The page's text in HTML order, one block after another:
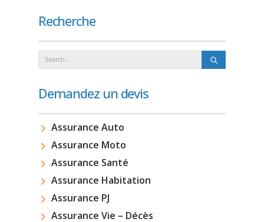
Recherche
Demandez un devis
Assurance Auto
Assurance Moto
Assurance Santé
Assurance Habitation
Assurance PJ
Assurance Vie – Décès